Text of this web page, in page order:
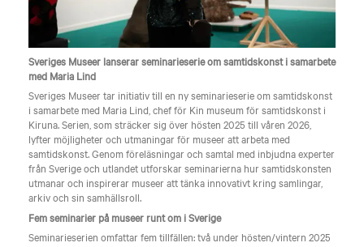
Sveriges Museer lanserar seminarieserie om samtidskonst i samarbete
med Maria Lind
Sveriges Museer tar initiativ till en ny seminarieserie om samtidskonst
i samarbete med Maria Lind, chef för Kin museum för samtidskonst i
Kiruna. Serien, som sträcker sig över hösten 2025 till våren 2026,
lyfter möjligheter och utmaningar för museer att arbeta med
samtidskonst. Genom föreläsningar och samtal med inbjudna experter
från Sverige och utlandet utforskar seminarierna hur samtidskonsten
utmanar och inspirerar museer att tänka innovativt kring samlingar,
arkiv och sin samhällsroll.
Fem seminarier på museer runt om i Sverige
Seminarieserien omfattar fem tillfällen: två under hösten/vintern 2025